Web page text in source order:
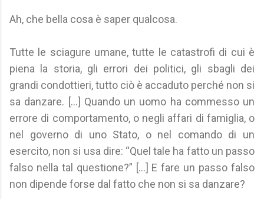
Ah, che bella cosa è saper qualcosa.
Tutte le sciagure umane, tutte le catastrofi di cui è
piena la storia, gli errori dei politici, gli sbagli dei
grandi condottieri, tutto ciò è accaduto perché non si
sa danzare. [...] Quando un uomo ha commesso un
errore di comportamento, o negli affari di famiglia, o
nel governo di uno Stato, o nel comando di un
esercito, non si usa dire: “Quel tale ha fatto un passo
falso nella tal questione?” [...] E fare un passo falso
non dipende forse dal fatto che non si sa danzare?